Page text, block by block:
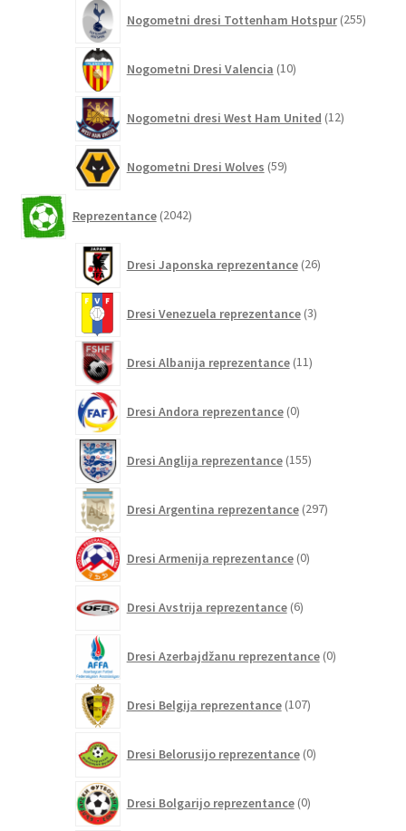
Nogometni dresi Tottenham Hotspur 255
Nogometni Dresi Valencia 10izdelkov
Nogometni dresi West Ham United 12izdelkov
Nogometni Dresi Wolves 59izdelkov
Reprezentance 2042izdelkov
Dresi Japonska reprezentance 26izdelkov
Dresi Venezuela reprezentance 3izdelki
Dresi Albanija reprezentance 11izdelkov
Dresi Andora reprezentance 0izdelkov
Dresi Anglija reprezentance 155izdelkov
Dresi Argentina reprezentance 297izdelkov
Dresi Armenija reprezentance 0izdelkov
Dresi Avstrija reprezentance 6izdelkov
Dresi Azerbajdžanu reprezentance 0izdelkov
Dresi Belgija reprezentance 107izdelkov
Dresi Belorusijo reprezentance 0izdelkov
Dresi Bolgarijo reprezentance 0izdelkov